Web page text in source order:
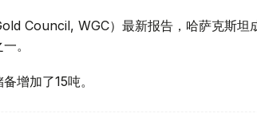
Council, WGC）最新报告，哈萨克斯坦
。
增加了15吨。